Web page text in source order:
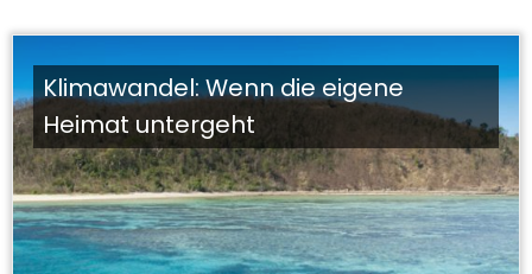
Klimawandel: Wenn die eigene
Heimat untergeht